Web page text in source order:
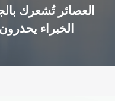
العصائر تُشعرك
الخبراء